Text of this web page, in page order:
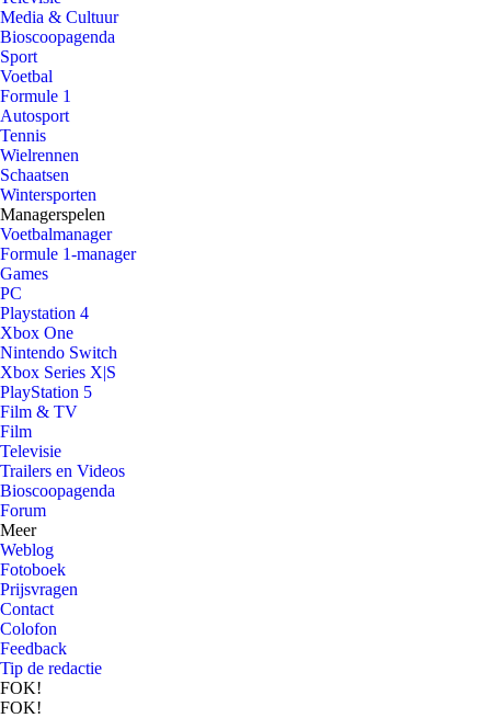
Media & Cultuur
Bioscoopagenda
Sport
Voetbal
Formule 1
Autosport
Tennis
Wielrennen
Schaatsen
Wintersporten
Managerspelen
Voetbalmanager
Formule 1-manager
Games
PC
Playstation 4
Xbox One
Nintendo Switch
Xbox Series X|S
PlayStation 5
Film & TV
Film
Televisie
Trailers en Videos
Bioscoopagenda
Forum
Meer
Weblog
Fotoboek
Prijsvragen
Contact
Colofon
Feedback
Tip de redactie
FOK!
FOK!